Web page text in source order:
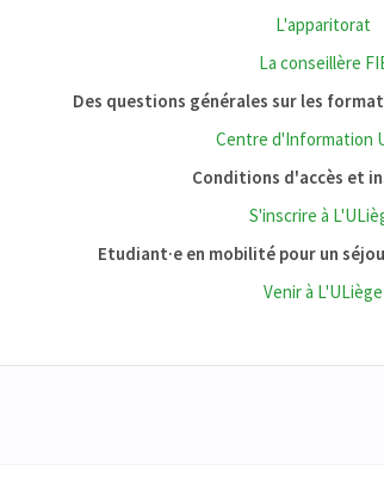
L'apparitorat
La conseillère
Des questions générales sur les
Centre d'Information
Conditions d'accès et
S'inscrire à
Etudiant·e en mobilité pour un
Venir à L'ULiège